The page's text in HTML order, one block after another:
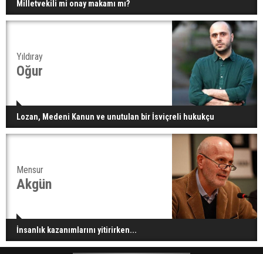
Milletvekili mi onay makamı mı?
Yıldıray
Oğur
Lozan, Medeni Kanun ve unutulan bir İsviçreli hukukçu
Mensur
Akgün
İnsanlık kazanımlarını yitirirken...